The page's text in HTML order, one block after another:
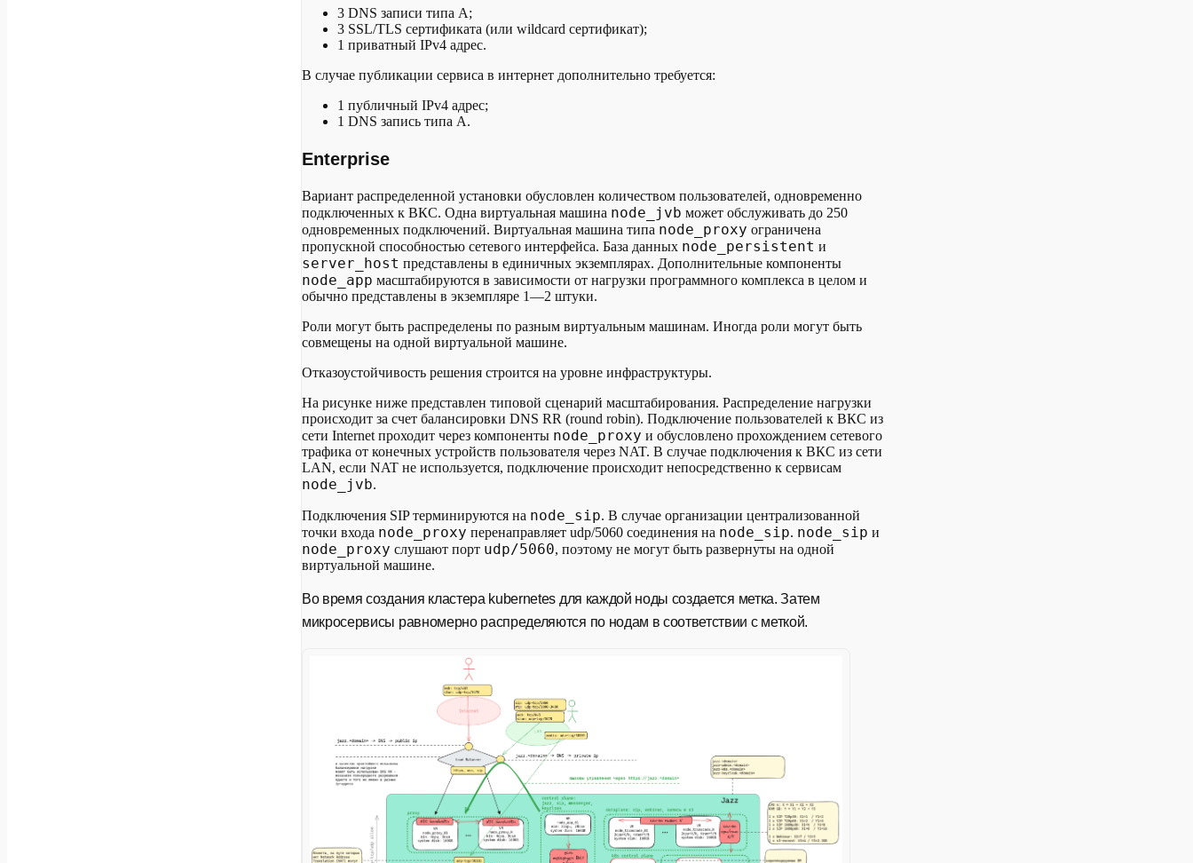
3 DNS записи типа A;
3 SSL/TLS сертификата (или wildcard сертификат);
1 приватный IPv4 адрес.
В случае публикации сервиса в интернет дополнительно требуется:
1 публичный IPv4 адрес;
1 DNS запись типа А.
Enterprise
Вариант распределенной установки обусловлен количеством пользователей, одновременно
подключенных к ВКС. Одна виртуальная машина node_jvb может обслуживать до 250
одновременных подключений. Виртуальная машина типа node_proxy ограничена
пропускной способностью сетевого интерфейса. База данных node_persistent и
server_host представлены в единичных экземплярах. Дополнительные компоненты
node_app масштабируются в зависимости от нагрузки программного комплекса в целом и
обычно представлены в экземпляре 1—2 штуки.
Роли могут быть распределены по разным виртуальным машинам. Иногда роли могут быть
совмещены на одной виртуальной машине.
Отказоустойчивость решения строится на уровне инфраструктуры.
На рисунке ниже представлен типовой сценарий масштабирования. Распределение нагрузки
происходит за счет балансировки DNS RR (round robin). Подключение пользователей к ВКС из
сети Internet проходит через компоненты node_proxy и обусловлено прохождением сетевого
трафика от конечных устройств пользователя через NAT. В случае подключения к ВКС из сети
LAN, если NAT не используется, подключение происходит непосредственно к сервисам
node_jvb.
Подключения SIP терминируются на node_sip. В случае организации централизованной
точки входа node_proxy перенаправляет udp/5060 соединения на node_sip. node_sip и
node_proxy слушают порт udp/5060, поэтому не могут быть развернуты на одной
виртуальной машине.
Во время создания кластера kubernetes для каждой ноды создается метка. Затем
микросервисы равномерно распределяются по нодам в соответствии с меткой.